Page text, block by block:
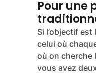
des
partie utile:
concrètement,
vous voulez
meilleure
pas. La